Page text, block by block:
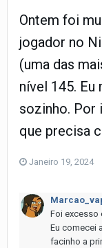
Ontem foi
jogador no
(uma das
nível 145. Eu
sozinho. Por
que precisa
Janeiro 19, 2024
Foi excesso
Eu comecei
facinho a